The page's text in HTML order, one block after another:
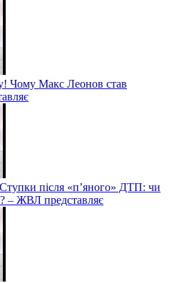
Чому Макс Леонов став
після «п’яного» ДТП: чи
– ЖВЛ представляє